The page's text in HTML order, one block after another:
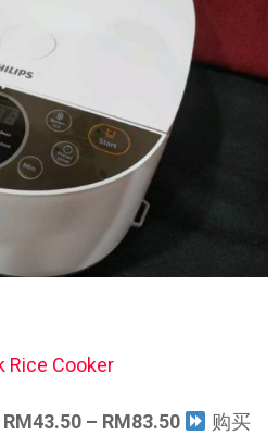
Rice Cooker
RM43.50 – RM83.50
购买